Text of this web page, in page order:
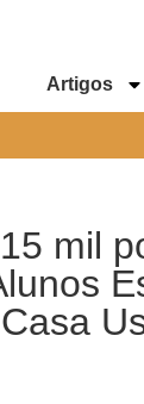
Artigos
mil